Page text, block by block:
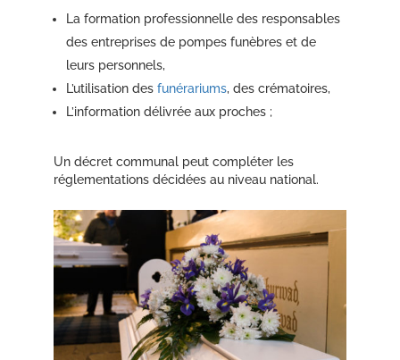
La formation professionnelle des responsables
des entreprises de pompes funèbres et de
leurs personnels,
L’utilisation des funérariums, des crématoires,
L’information délivrée aux proches ;
Un décret communal peut compléter les
réglementations décidées au niveau national.